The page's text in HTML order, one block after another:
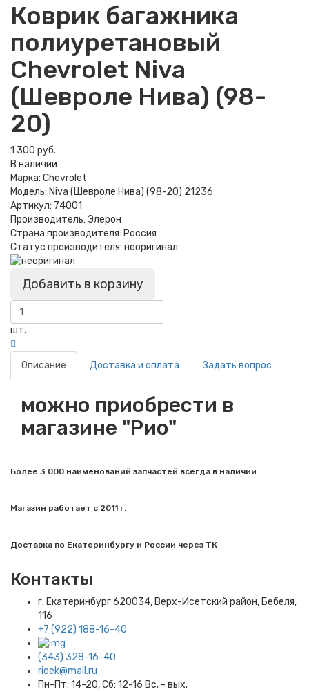
Коврик багажника
полиуретановый
Chevrolet Niva
(Шевроле Нива) (98-
20)
1 300 руб.
В наличии
Марка: Chevrolet
Модель: Niva (Шевроле Нива) (98-20) 21236
Артикул: 74001
Производитель: Элерон
Страна производителя: Россия
Статус производителя: неоригинал
Добавить в корзину
шт.
Описание Доставка и оплата Задать вопрос
можно приобрести в
магазине "Рио"
Более 3 000 наименований запчастей всегда в наличии
Магазин работает с 2011 г.
Доставка по Екатеринбургу и России через ТК
Контакты
г. Екатеринбург​ 620034, Верх-Исетский район, Бебеля,
116
+7 (922) 188-16-40
(343) 328-16-40
rioek@mail.ru
Пн-Пт: 14-20, Сб: 12-16 Вс. - вых.